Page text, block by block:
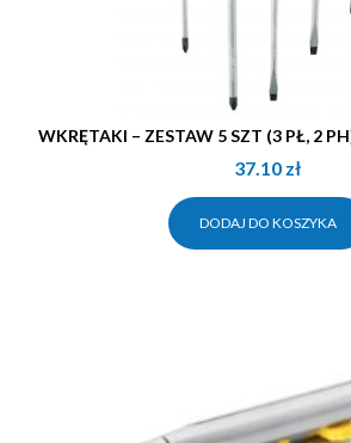
WKRĘTAKI – ZESTAW 5 SZT (3 PŁ, 2
37.10 zł
DODAJ DO KOSZYKA